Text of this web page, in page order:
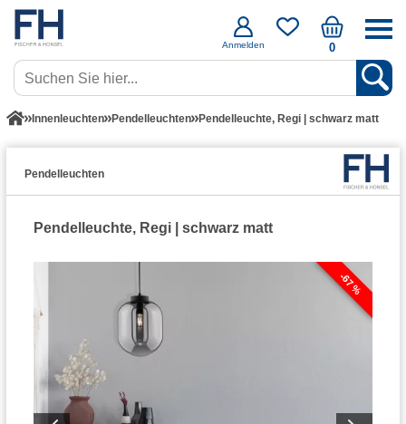
Anmelden 0
Innenleuchten Pendelleuchten Pendelleuchte, Regi | schwarz matt
Pendelleuchten
Pendelleuchte, Regi | schwarz matt
-67 %